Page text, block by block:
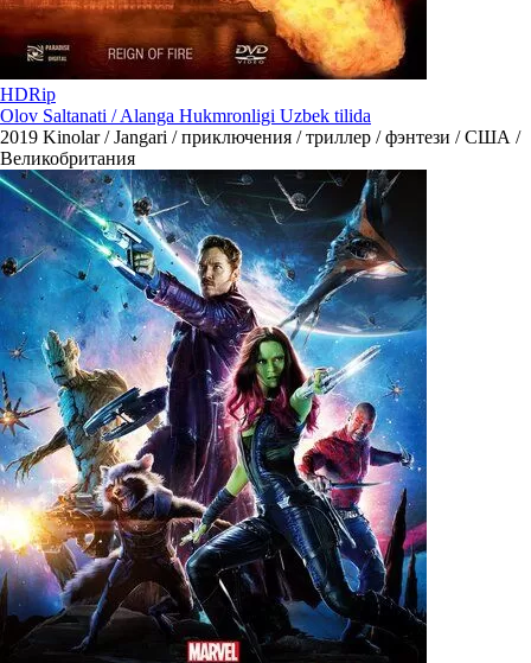
HDRip
Olov Saltanati / Alanga Hukmronligi Uzbek tilida
2019 Kinolar / Jangari / приключения / триллер / фэнтези / США /
Великобритания